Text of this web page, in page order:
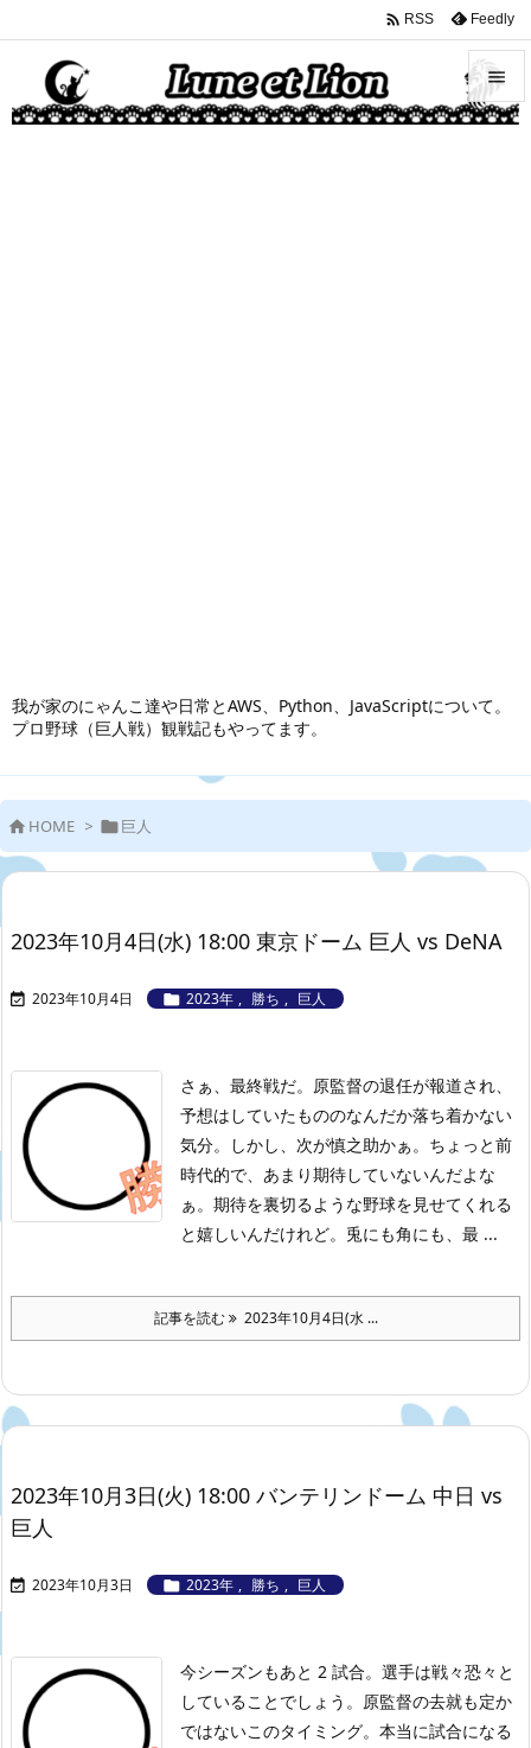
我が家のにゃんこ達や日常とAWS、Python、JavaScriptについて。
プロ野球（巨人戦）観戦記もやってます。


 RSS Feedly
 HOME > 巨人
2023年10月4日(水) 18:00 東京ドーム 巨人 vs DeNA
 2023年10月4日  2023年 , 勝ち , 巨人
さぁ、最終戦だ。原監督の退任が報道され、
予想はしていたもののなんだか落ち着かない
気分。しかし、次が慎之助かぁ。ちょっと前
時代的で、あまり期待していないんだよな
ぁ。期待を裏切るような野球を見せてくれる
と嬉しいんだけれど。兎にも角にも、最 ...
記事を読む 2023年10月4日(水 ...
2023年10月3日(火) 18:00 バンテリンドーム 中日 vs
巨人
 2023年10月3日  2023年 , 勝ち , 巨人
今シーズンもあと 2 試合。選手は戦々恐々と
していることでしょう。原監督の去就も定か
ではないこのタイミング。本当に試合になる